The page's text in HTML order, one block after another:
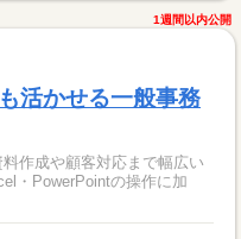
1週間以内公開
活かせる一般事務
作成や顧客対応まで幅広い